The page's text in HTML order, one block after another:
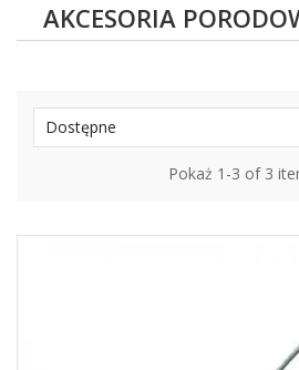
AKCESORIA
Dostępne
Pokaż 1-3 of 3